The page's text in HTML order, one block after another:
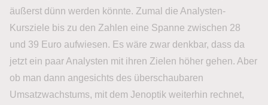
äußerst dünn werden könnte. Zumal die Analysten-
Kursziele bis zu den Zahlen eine Spanne zwischen 28
und 39 Euro aufwiesen. Es wäre zwar denkbar, dass da
jetzt ein paar Analysten mit ihren Zielen höher gehen. Aber
ob man dann angesichts des überschaubaren
Umsatzwachstums, mit dem Jenoptik weiterhin rechnet,